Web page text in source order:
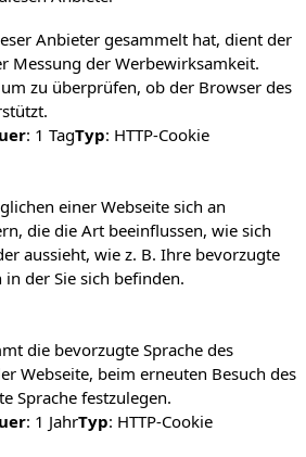
Anbieter gesammelt hat, dient der
Messung der Werbewirksamkeit.
zu überprüfen, ob der Browser des
: 1 TagTyp: HTTP-Cookie
einer Webseite sich an
die die Art beeinflussen, wie sich
aussieht, wie z. B. Ihre bevorzugte
der Sie sich befinden.
die bevorzugte Sprache des
Webseite, beim erneuten Besuch des
Sprache festzulegen.
: 1 JahrTyp: HTTP-Cookie